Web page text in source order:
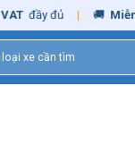
đầy đủ | 🚚 Miễn phí